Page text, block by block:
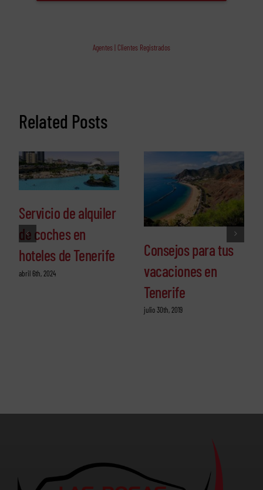
Agentes | Clientes Registrados
Related Posts
Servicio de alquiler
de coches en
hoteles de Tenerife
abril 6th, 2024
Consejos para tus
vacaciones en
Tenerife
julio 30th, 2019